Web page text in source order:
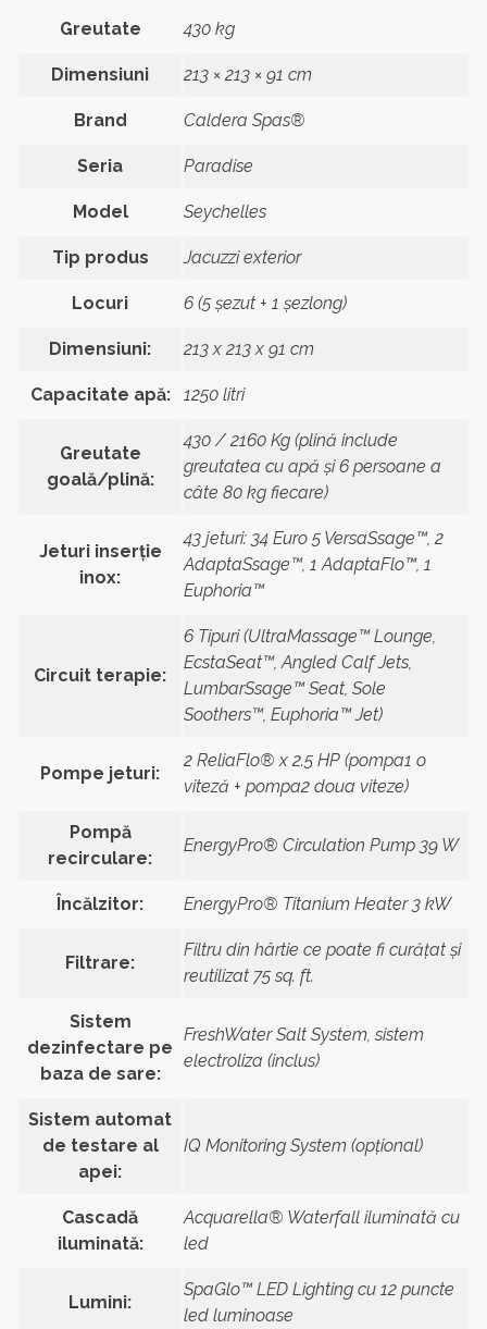
Greutate 430 kg
Dimensiuni 213 × 213 × 91 cm
Brand Caldera Spas®
Seria Paradise
Model Seychelles
Tip produs Jacuzzi exterior
Locuri 6 (5 șezut + 1 șezlong)
Dimensiuni: 213 x 213 x 91 cm
Capacitate apă: 1250 litri
Greutate
goală/plină:
430 / 2160 Kg (plină include
greutatea cu apă și 6 persoane a
câte 80 kg fiecare)
Jeturi inserție
inox:
43 jeturi: 34 Euro 5 VersaSsage™, 2
AdaptaSsage™, 1 AdaptaFlo™, 1
Euphoria™
Circuit terapie:
6 Tipuri (UltraMassage™ Lounge,
EcstaSeat™, Angled Calf Jets,
LumbarSsage™ Seat, Sole
Soothers™, Euphoria™ Jet)
Pompe jeturi:
2 ReliaFlo® x 2.5 HP (pompa1 o
viteză + pompa2 doua viteze)
Pompă
recirculare:
EnergyPro® Circulation Pump 39 W
Încălzitor: EnergyPro® Titanium Heater 3 kW
Filtrare:
Filtru din hârtie ce poate fi curățat și
reutilizat 75 sq. ft.
Sistem
dezinfectare pe
baza de sare:
FreshWater Salt System, sistem
electroliza (inclus)
Sistem automat
de testare al
apei:
IQ Monitoring System (opţional)
Cascadă
iluminată:
Acquarella® Waterfall iluminată cu
led
Lumini:
SpaGlo™ LED Lighting cu 12 puncte
led luminoase